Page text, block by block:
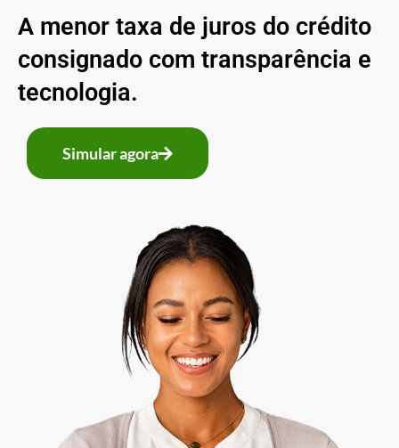
A menor taxa de juros do crédito
consignado com transparência e
tecnologia.
Simular agora